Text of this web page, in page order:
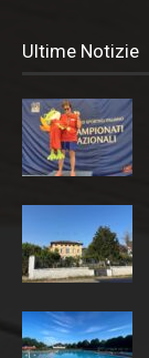
Ultime Notizie